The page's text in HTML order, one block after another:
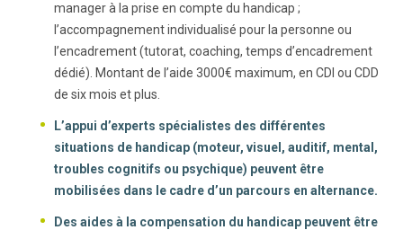
manager à la prise en compte du handicap ;
l’accompagnement individualisé pour la personne ou
l’encadrement (tutorat, coaching, temps d’encadrement
dédié). Montant de l’aide 3000€ maximum, en CDI ou CDD
de six mois et plus.
L’appui d’experts spécialistes des différentes
situations de handicap (moteur, visuel, auditif, mental,
troubles cognitifs ou psychique) peuvent être
mobilisées dans le cadre d’un parcours en alternance.
Des aides à la compensation du handicap peuvent être